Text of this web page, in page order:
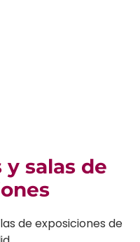
y salas de
de exposiciones de